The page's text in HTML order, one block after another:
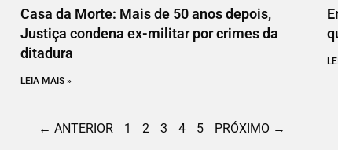
Casa da Morte: Mais de 50 anos depois,
Justiça condena ex-militar por crimes da
ditadura
LEIA MAIS »
← ANTERIOR 1 2 3 4 5 PRÓXIMO →